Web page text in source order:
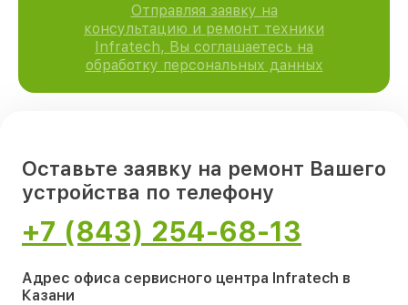
Отправляя заявку на
консультацию и ремонт техники
Infratech, Вы соглашаетесь на
обработку персональных данных
Оставьте заявку на ремонт Вашего
устройства по телефону
+7 (843) 254-68-13
Адрес офиса сервисного центра Infratech в
Казани